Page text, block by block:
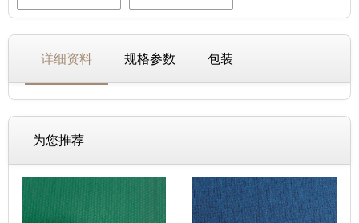
详细资料 规格参数 包装
为您推荐